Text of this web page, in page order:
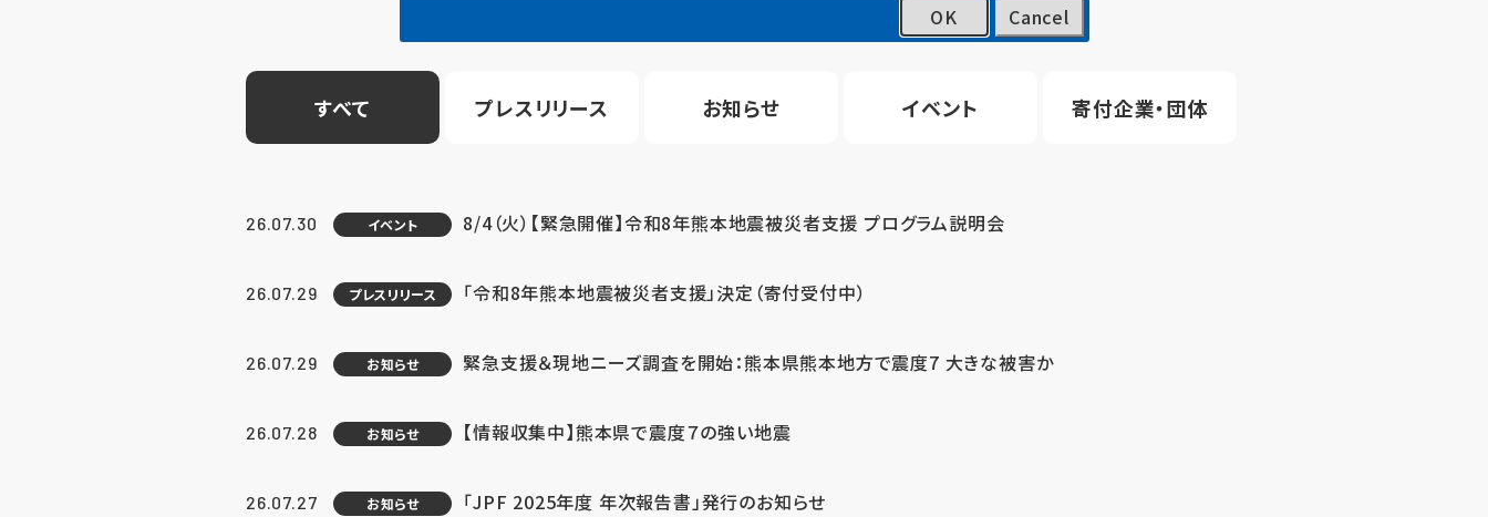
すべて プレスリリース お知らせ イベント 寄付企業・団体
26.07.30 イベント 8/4（火）【緊急開催】令和8年熊本地震被災者支援 プログラム説明会
26.07.29 プレスリリース 「令和8年熊本地震被災者支援」決定（寄付受付中）
26.07.29 お知らせ 緊急支援＆現地ニーズ調査を開始：熊本県熊本地方で震度7 大きな被害か
26.07.28 お知らせ 【情報収集中】熊本県で震度７の強い地震
26.07.27 お知らせ 「JPF 2025年度 年次報告書」発行のお知らせ
OK Cancel